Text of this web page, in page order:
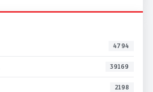
4794
39169
2198